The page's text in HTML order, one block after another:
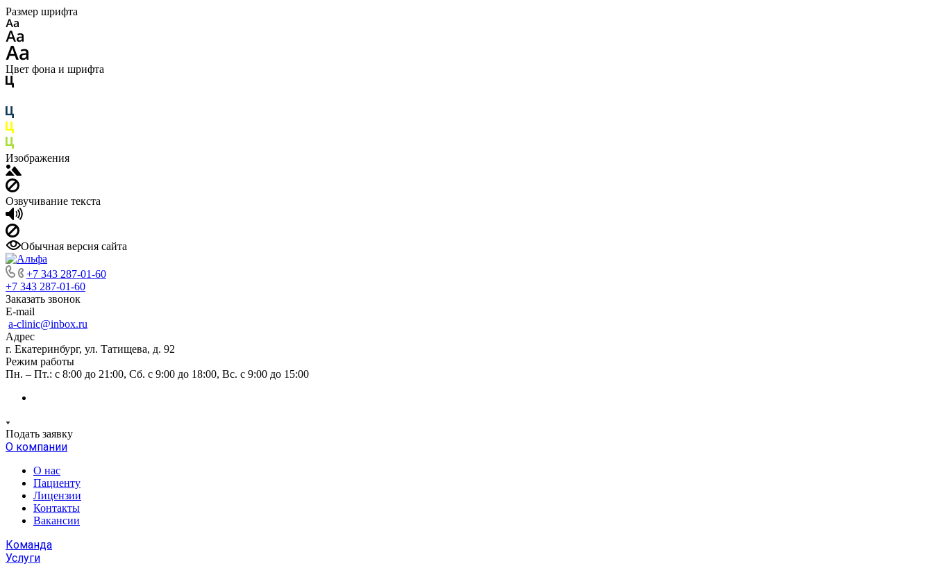
Размер шрифта
Цвет фона и шрифта
Изображения
Озвучивание текста
Обычная версия сайта
+7 343 287-01-60
+7 343 287-01-60
Заказать звонок
E-mail
a-clinic@inbox.ru
Адрес
г. Екатеринбург, ул. Татищева, д. 92
Режим работы
Пн. – Пт.: с 8:00 до 21:00, Сб. с 9:00 до 18:00, Вс. с 9:00 до 15:00
Подать заявку
О компании
О нас
Пациенту
Лицензии
Контакты
Вакансии
Команда
Услуги